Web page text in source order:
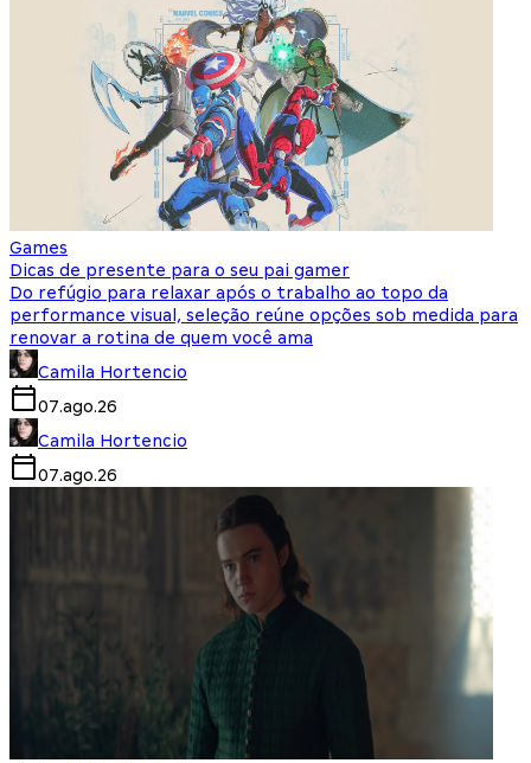
Games
Dicas de presente para o seu pai gamer
Do refúgio para relaxar após o trabalho ao topo da
performance visual, seleção reúne opções sob medida para
renovar a rotina de quem você ama
Camila Hortencio
07.ago.26
Camila Hortencio
07.ago.26